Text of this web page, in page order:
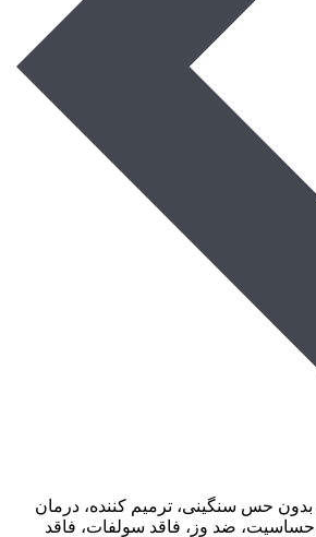
بدون حس سنگینی، ترمیم کننده، درمان
ضد وز، فاقد سولفات، فاقد